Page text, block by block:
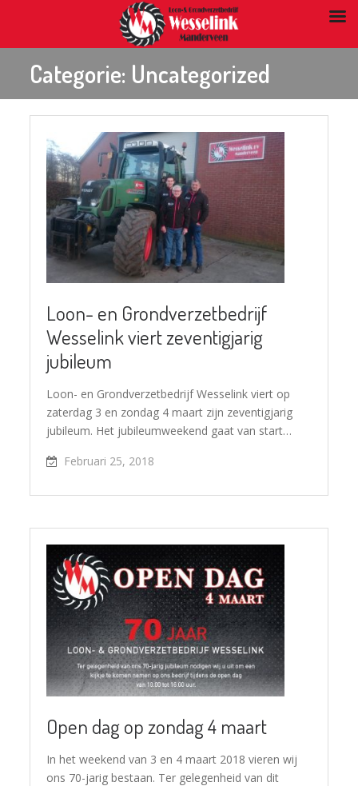
Categorie: Uncategorized
Loon- en Grondverzetbedrijf
Wesselink viert zeventigjarig
jubileum
Loon- en Grondverzetbedrijf Wesselink viert op
zaterdag 3 en zondag 4 maart zijn zeventigjarig
jubileum. Het jubileumweekend gaat van start…
Februari 25, 2018
Open dag op zondag 4 maart
In het weekend van 3 en 4 maart 2018 vieren wij
ons 70-jarig bestaan. Ter gelegenheid van dit